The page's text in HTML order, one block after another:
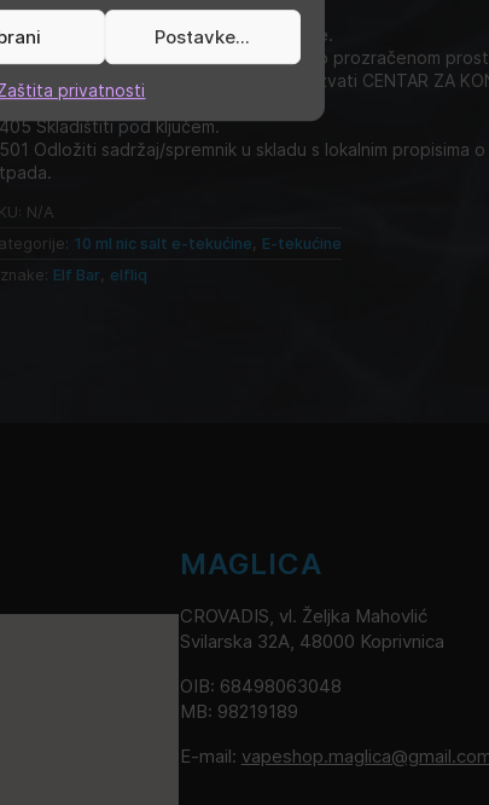
Postavke...
privatnosti
Čuvati izvan dohvata djece.
Nakon uporabe temeljito oprati ruke.
Rabiti samo na otvorenom ili u dobro prozračenom
+ P31 AKO SE PROGUTA: odmah nazvati CENTAR ZA
liječnika
Skladištiti pod ključem.
Odložiti sadržaj/spremnik u skladu s lokalnim propisima
N/A
10 ml nic salt e-tekućine, E-tekućine
Elf Bar, elfliq
MAGLICA
CROVADIS, vl. Željka Mahovlić
Svilarska 32A, 48000 Koprivnica
OIB: 68498063048
MB: 98219189
E-mail: